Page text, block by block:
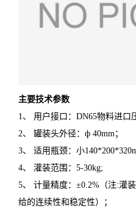
主要技术参数
1、 用户接口：DN65物料进口
2、 罐装头外径：ф 40mm；
3、 适用瓶颈：小
4、 灌装范围：5-30kg;
5、 计量精度：±0.2%（注:灌
给的连续性和稳定性）；